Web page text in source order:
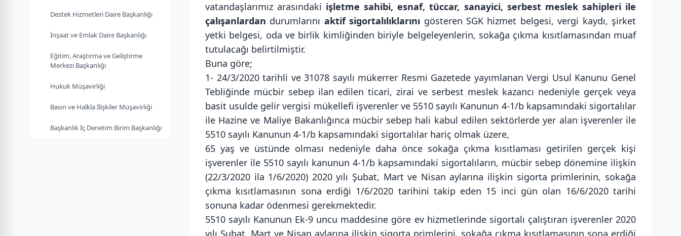
Destek Hizmetleri Daire Başkanlığı
İnşaat ve Emlak Daire Başkanlığı
Eğitim, Araştırma ve Geliştirme
Merkezi Başkanlığı
Hukuk Müşavirliği
Basın ve Halkla İlişkiler Müşavirliği
Başkanlık İç Denetim Birim Başkanlığı
vatandaşlarımız arasındaki işletme sahibi, esnaf, tüccar, sanayici, serbest meslek sahipleri ile
çalışanlardan durumlarını aktif sigortalılıklarını gösteren SGK hizmet belgesi, vergi kaydı, şirket
yetki belgesi, oda ve birlik kimliğinden biriyle belgeleyenlerin, sokağa çıkma kısıtlamasından muaf
tutulacağı belirtilmiştir.
Buna göre;
1- 24/3/2020 tarihli ve 31078 sayılı mükerrer Resmi Gazetede yayımlanan Vergi Usul Kanunu Genel
Tebliğinde mücbir sebep ilan edilen ticari, zirai ve serbest meslek kazancı nedeniyle gerçek veya
basit usulde gelir vergisi mükellefi işverenler ve 5510 sayılı Kanunun 4-1/b kapsamındaki sigortalılar
ile Hazine ve Maliye Bakanlığınca mücbir sebep hali kabul edilen sektörlerde yer alan işverenler ile
5510 sayılı Kanunun 4-1/b kapsamındaki sigortalılar hariç olmak üzere,
65 yaş ve üstünde olması nedeniyle daha önce sokağa çıkma kısıtlaması getirilen gerçek kişi
işverenler ile 5510 sayılı kanunun 4-1/b kapsamındaki sigortalıların, mücbir sebep dönemine ilişkin
(22/3/2020 ila 1/6/2020) 2020 yılı Şubat, Mart ve Nisan aylarına ilişkin sigorta primlerinin, sokağa
çıkma kısıtlamasının sona erdiği 1/6/2020 tarihini takip eden 15 inci gün olan 16/6/2020 tarihi
sonuna kadar ödenmesi gerekmektedir.
5510 sayılı Kanunun Ek-9 uncu maddesine göre ev hizmetlerinde sigortalı çalıştıran işverenler 2020
yılı Şubat, Mart ve Nisan aylarına ilişkin sigorta primlerini, sokağa çıkma kısıtlamasının sona erdiği